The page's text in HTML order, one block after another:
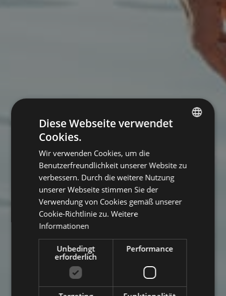
Diese Webseite verwendet
Cookies.
Wir verwenden Cookies, um die
Benutzerfreundlichkeit unserer Website zu
verbessern. Durch die weitere Nutzung
unserer Webseite stimmen Sie der
Verwendung von Cookies gemäß unserer
Cookie-Richtlinie zu. Weitere
Informationen
Unbedingt
erforderlich
Performance